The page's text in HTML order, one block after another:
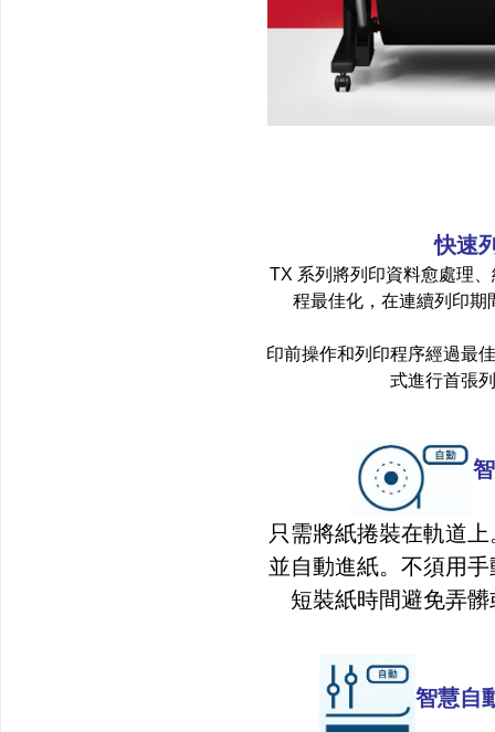
快速
TX 系列將列印資料愈處理
程最佳化，在連續列印期
印前操作和列印程序經過最
式進行首張
只需將紙捲裝在軌道
並自動進紙。不須用
短裝紙時間避免弄
智慧自